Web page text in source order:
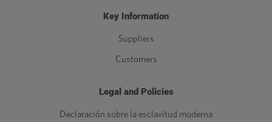
Key Information
Suppliers
Customers
Legal and Policies
Declaración sobre la esclavitud moderna